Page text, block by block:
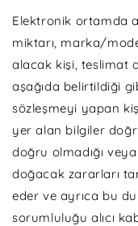
Elektronik ortamda
miktarı, marka/
alacak kişi, teslimat
aşağıda belirtildiği
sözleşmeyi yapan
yer alan bilgiler
doğru olmadığı
doğacak zararları
eder ve ayrıca bu
sorumluluğu alıcı